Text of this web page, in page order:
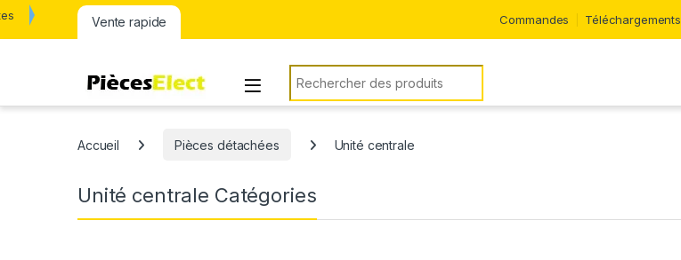
Vente rapide Commandes Téléchargements
Rechercher:
Accueil Pièces détachées Unité centrale
Unité centrale Catégories